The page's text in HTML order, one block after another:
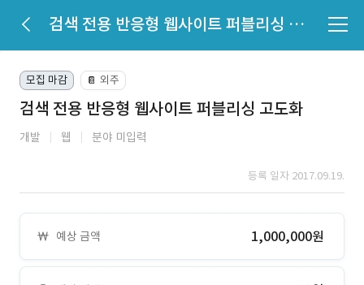
검색 전용 반응형 웹사이트 퍼블리싱 고도화
모집 마감 📔 외주
검색 전용 반응형 웹사이트 퍼블리싱 고도화
개발 웹 분야 미입력
등록 일자 2017.09.19.
예상 금액 1,000,000원